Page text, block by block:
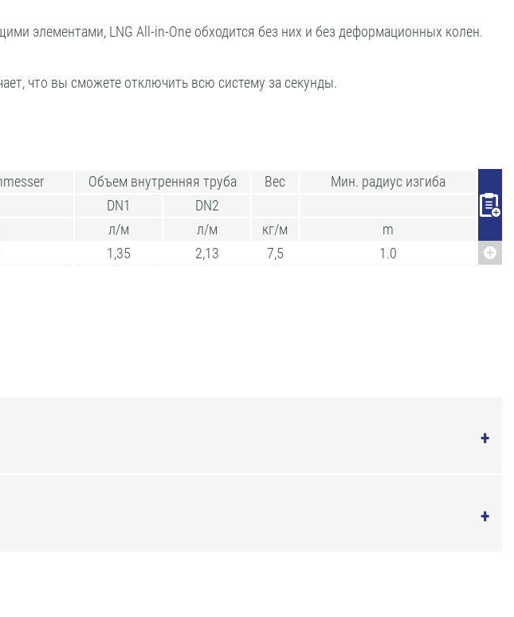
элементами, LNG All-in-One обходится без них и без деформационных колен.
что вы сможете отключить всю систему за секунды.
Объем внутренняя труба Вес
Мин. радиус изгиба
DN1
DN2
л/м л/м кг/м
m
1,35 2,13 7,5 1.0